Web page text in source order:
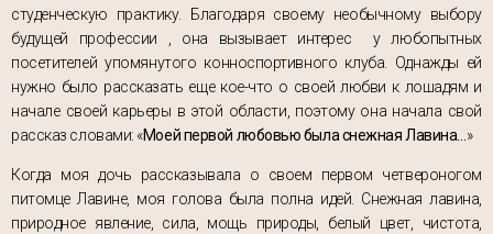
студенческую практику. Благодаря своему необычному выбору
будущей профессии , она вызывает интерес у любопытных
посетителей упомянутого конноспортивного клуба. Однажды ей
нужно было рассказать еще кое-что о своей любви к лошадям и
начале своей карьеры в этой области, поэтому она начала свой
рассказ словами: «Моей первой любовью была снежная Лавина… »
Когда моя дочь рассказывала о своем первом четвероногом
питомце Лавине, моя голова была полна идей. Снежная лавина,
природное явление, сила, мощь природы, белый цвет, чистота,